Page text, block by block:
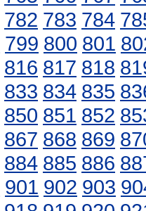
782 783 784
799 800 801
816 817 818
833 834 835
850 851 852
867 868 869
884 885 886
901 902 903